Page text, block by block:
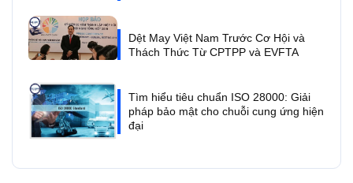
Dệt May Việt Nam Trước Cơ Hội và
Thách Thức Từ CPTPP và EVFTA
Tìm hiểu tiêu chuẩn ISO 28000: Giải
pháp bảo mật cho chuỗi cung ứng hiện
đại